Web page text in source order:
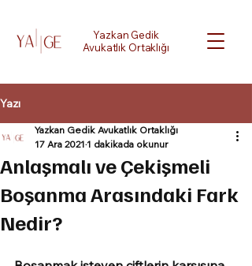
Yazkan Gedik
Avukatlık Ortaklığı
Yazı
Anlaşmalı ve Çekişmeli
Boşanma Arasındaki Fark
Nedir?
Yazkan Gedik Avukatlık Ortaklığı
17 Ara 2021 1 dakikada okunur